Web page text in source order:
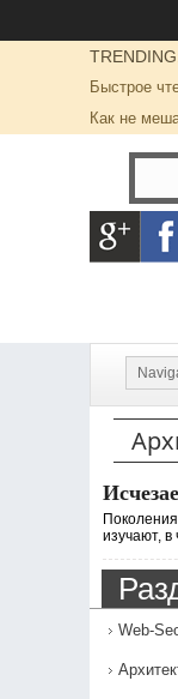
Быстрое
Как не
изучают, в
Web-